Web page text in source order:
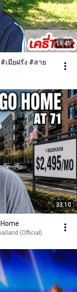
19:45
เมียฝรั่ง #สาย
33:10
Home
(Official)